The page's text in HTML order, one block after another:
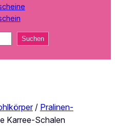
Suchen
/ Pralinen-
Karree-Schalen